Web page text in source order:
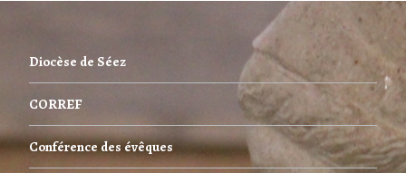
Diocèse de Séez
CORREF
Conférence des évêques